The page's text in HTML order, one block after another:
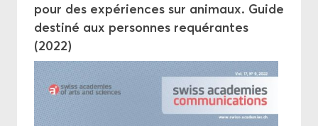
pour des ex­pé­riences sur ani­maux. Guide
des­ti­né aux per­sonnes re­qué­rantes
(2022)